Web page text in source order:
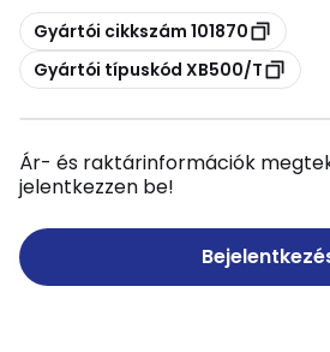
Másolás
Gyártói cikkszám 101870
Másolás
Gyártói típuskód XB500/T
Ár- és raktárinformációk
jelentkezzen be!